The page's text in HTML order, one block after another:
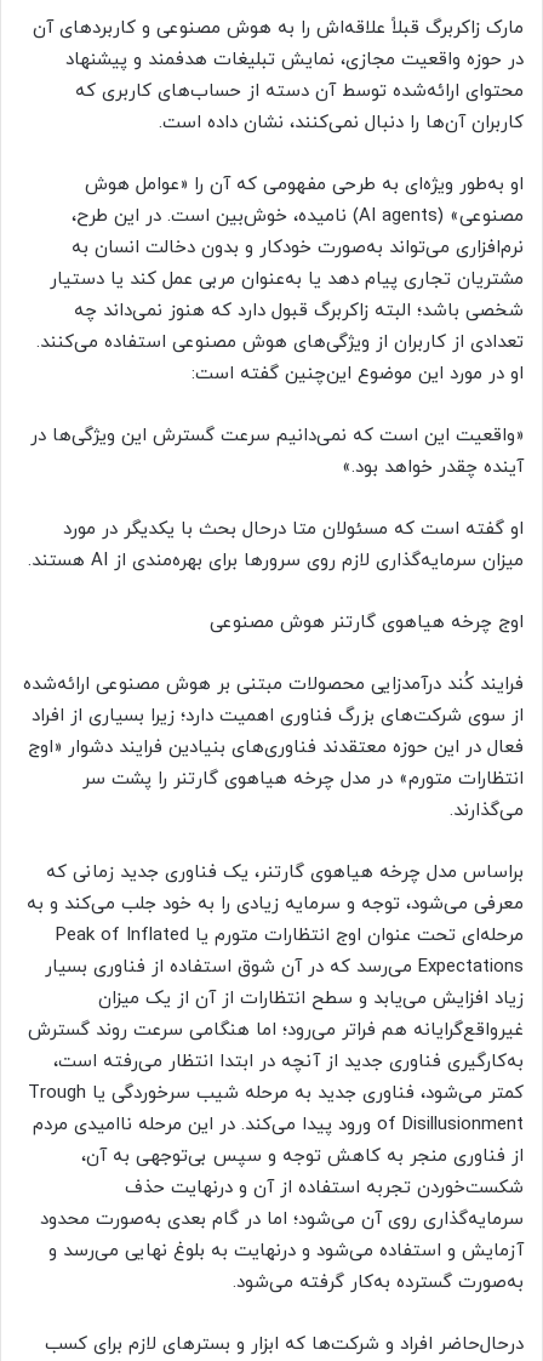
مارک زاکربرگ قبلاً علاقه‌اش را به هوش مصنوعی و کاربردهای آن
در حوزه واقعیت مجازی، نمایش تبلیغات هدفمند و پیشنهاد
محتوای ارائه‌شده توسط آن دسته از حساب‌های کاربری که
کاربران آن‌ها را دنبال نمی‌کنند، نشان داده است.
او به‌طور ویژه‌ای به طرحی مفهومی که آن را «عوامل هوش
مصنوعی» (AI agents) نامیده، خوش‌بین است. در این طرح،
نرم‌افزاری می‌تواند به‌صورت خودکار و بدون دخالت انسان به
مشتریان تجاری پیام دهد یا به‌عنوان مربی عمل کند یا دستیار
شخصی باشد؛ البته زاکربرگ قبول دارد که هنوز نمی‌داند چه
تعدادی از کاربران از ویژگی‌های هوش مصنوعی استفاده می‌کنند.
او در مورد این موضوع این‌چنین گفته است:
«واقعیت این است که نمی‌دانیم سرعت گسترش این ویژگی‌ها در
آینده چقدر خواهد بود.»
او گفته است که مسئولان متا درحال بحث با یکدیگر در مورد
میزان سرمایه‌گذاری لازم روی سرورها برای بهره‌مندی از AI هستند.
اوج چرخه هیاهوی گارتنر هوش مصنوعی
فرایند کُند درآمدزایی محصولات مبتنی بر هوش مصنوعی ارائه‌شده
از سوی شرکت‌های بزرگ فناوری اهمیت دارد؛ زیرا بسیاری از افراد
فعال در این حوزه معتقدند فناوری‌های بنیادین فرایند دشوار «اوج
انتظارات متورم» در مدل چرخه هیاهوی گارتنر را پشت سر
می‌‌گذارند.
براساس مدل چرخه هیاهوی گارتنر، یک فناوری جدید زمانی که
معرفی می‌شود، توجه و سرمایه زیادی را به خود جلب می‌کند و به
مرحله‌ای تحت عنوان اوج انتظارات متورم یا Peak of Inflated
Expectations می‌رسد که در آن شوق استفاده از فناوری بسیار
زیاد افزایش می‌یابد و سطح انتظارات از آن از یک میزان
غیرواقع‌گرایانه هم فراتر می‌رود؛ اما هنگامی سرعت روند گسترش
به‌کارگیری فناوری جدید از آنچه در ابتدا انتظار می‌‌رفته است،
کمتر می‌شود، فناوری جدید به مرحله شیب سرخوردگی یا Trough
of Disillusionment ورود پیدا می‌کند. در این مرحله ناامیدی مردم
از فناوری منجر به کاهش توجه و سپس بی‌توجهی به آن،
شکست‌خوردن تجربه استفاده از آن و درنهایت حذف
سرمایه‌گذاری روی آن می‌شود؛ اما در گام بعدی به‌صورت محدود
آزمایش و استفاده می‌شود و درنهایت به بلوغ نهایی می‌رسد و
به‌صورت گسترده به‌کار گرفته می‌شود.
درحال‌حاضر افراد و شرکت‌ها که ابزار و بسترهای لازم برای کسب